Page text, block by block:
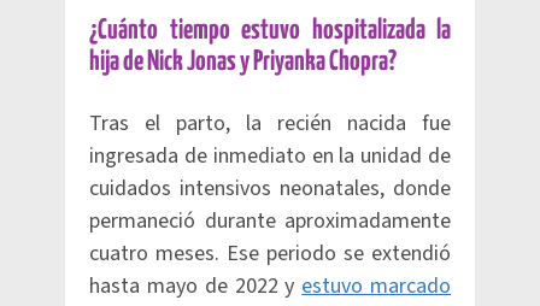
¿Cuánto tiempo estuvo hospitalizada la
hija de Nick Jonas y Priyanka Chopra?
Tras el parto, la recién nacida fue
ingresada de inmediato en la unidad de
cuidados intensivos neonatales, donde
permaneció durante aproximadamente
cuatro meses. Ese periodo se extendió
hasta mayo de 2022 yestuvo marcado